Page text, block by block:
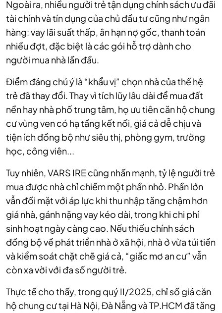
Ngoài ra, nhiều người trẻ tận dụng chính sách ưu đãi
tài chính và tín dụng của chủ đầu tư cũng như ngân
hàng: vay lãi suất thấp, ân hạn nợ gốc, thanh toán
nhiều đợt, đặc biệt là các gói hỗ trợ dành cho
người mua nhà lần đầu.
Điểm đáng chú ý là “khẩu vị” chọn nhà của thế hệ
trẻ đã thay đổi. Thay vì tích lũy lâu dài để mua đất
nền hay nhà phố trung tâm, họ ưu tiên căn hộ chung
cư vùng ven có hạ tầng kết nối, giá cả dễ chịu và
tiện ích đồng bộ như siêu thị, phòng gym, trường
học, công viên...
Tuy nhiên, VARS IRE cũng nhấn mạnh, tỷ lệ người trẻ
mua được nhà chỉ chiếm một phần nhỏ. Phần lớn
vẫn đối mặt với áp lực khi thu nhập tăng chậm hơn
giá nhà, gánh nặng vay kéo dài, trong khi chi phí
sinh hoạt ngày càng cao. Nếu thiếu chính sách
đồng bộ về phát triển nhà ở xã hội, nhà ở vừa túi tiền
và kiểm soát chặt chẽ giá cả, “giấc mơ an cư” vẫn
còn xa vời với đa số người trẻ.
Thực tế cho thấy, trong quý II/2025, chỉ số giá căn
hộ chung cư tại Hà Nội, Đà Nẵng và TP.HCM đã tăng